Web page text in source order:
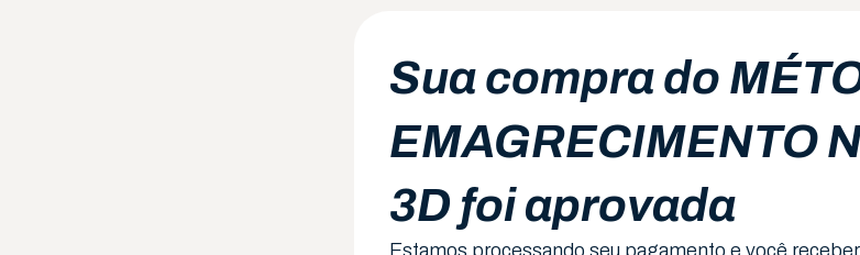
Sua compra do
EMAGRECIMENTO
3D foi aprovada
Estamos processando seu pagamento e você